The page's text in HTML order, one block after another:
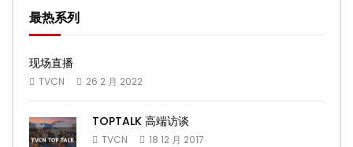
最热系列
现场直播
TVCN 26 2 月 2022
TOPTALK 高端访谈
TVCN 18 12 月 2017